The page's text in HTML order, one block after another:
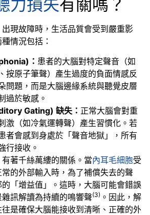
力損失有關嗎？
現故障時，生活品質會受到嚴重影
情況包括：
： 患者的大腦對特定聲音（如
按原子筆聲）產生過度的負面情感反
問題，而是大腦邊緣系統與聽覺皮層
過於敏感。
Gating) 缺失： 正常大腦會對重
激（如冷氣運轉聲）產生習慣化。若
者會感到身處於「聲音地獄」，所有
行接收。
有著千絲萬縷的關係。當內耳毛細胞受
的外部輸入時，為了補償失去的聲
「增益值」。這時，大腦可能會錯誤
訊解讀為持續的鳴響聲(3) 。因此，解
是確保大腦能接收到清晰、正確的外